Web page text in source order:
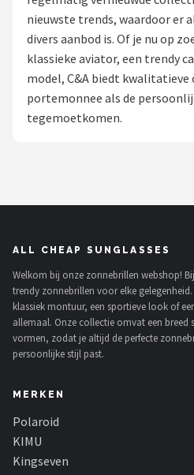
POPULAIRE MERKEN
Polaroid
KIMU
Kingseven
Guess
Maesy
Fako Sunglasses®
Serengeti
nieuwste trends, waardoor er
divers aanbod is. Of je nu op
klassieke aviator, een trendy
model, C&A biedt kwalitatieve
portemonnee als de
tegemoetkomen.
ALL CHEAP SUNGLASSES
Welkom bij onze zonnebrillen webshop!
trendy zonnebrillen voor elke
klassiek montuur, een sportieve look of
allemaal. Onze collectie omvat een breed
vormen, zodat je altijd de perfecte
persoonlijke stijl past.
MERKEN
Polaroid
KIMU
Kingseven